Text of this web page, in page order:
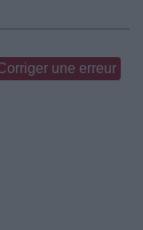
une erreur